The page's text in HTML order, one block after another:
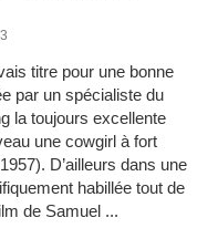
titre pour une bonne
par un spécialiste du
la toujours excellente
une cowgirl à fort
D’ailleurs dans une
habillée tout de
de Samuel ...